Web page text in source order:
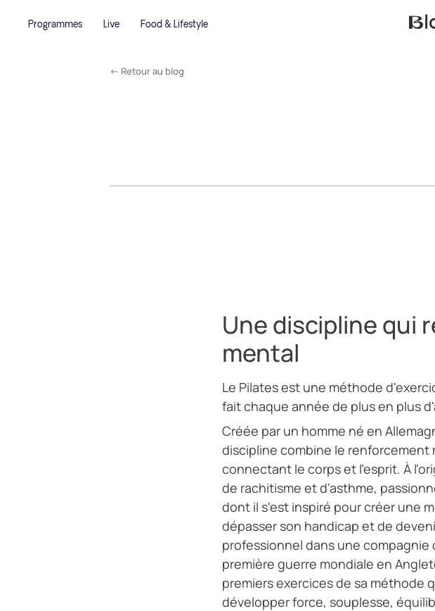
Programmes Live Food & Lifestyle
← Retour au blog
Une discipline qui
mental
Le Pilates est une méthode
fait chaque année de plus en plus
Créée par un homme né en
discipline combine le
connectant le corps et l'esprit. À
de rachitisme et d'asthme,
dont il s'est inspiré pour créer une
dépasser son handicap et de
professionnel dans une
première guerre mondiale en
premiers exercices de sa méthode
développer force, souplesse,